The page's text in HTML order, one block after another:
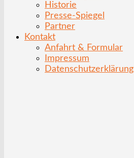
Historie
Presse-Spiegel
Partner
Kontakt
Anfahrt & Formular
Impressum
Datenschutzerklärung